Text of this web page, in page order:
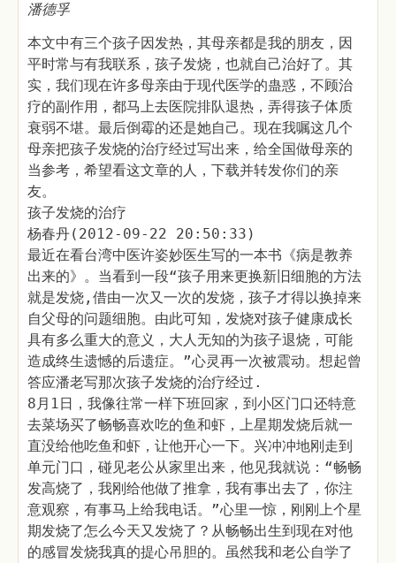
潘德孚
本文中有三个孩子因发热，其母亲都是我的朋友，因
平时常与有我联系，孩子发烧，也就自己治好了。其
实，我们现在许多母亲由于现代医学的蛊惑，不顾治
疗的副作用，都马上去医院排队退热，弄得孩子体质
衰弱不堪。最后倒霉的还是她自己。现在我嘱这几个
母亲把孩子发烧的治疗经过写出来，给全国做母亲的
当参考，希望看这文章的人，下载并转发你们的亲
友。
孩子发烧的治疗
杨春丹(2012-09-22 20:50:33)
最近在看台湾中医许姿妙医生写的一本书《病是教养
出来的》。当看到一段“孩子用来更换新旧细胞的方法
就是发烧,借由一次又一次的发烧，孩子才得以换掉来
自父母的问题细胞。由此可知，发烧对孩子健康成长
具有多么重大的意义，大人无知的为孩子退烧，可能
造成终生遗憾的后遗症。”心灵再一次被震动。想起曾
答应潘老写那次孩子发烧的治疗经过.
8月1日，我像往常一样下班回家，到小区门口还特意
去菜场买了畅畅喜欢吃的鱼和虾，上星期发烧后就一
直没给他吃鱼和虾，让他开心一下。兴冲冲地刚走到
单元门口，碰见老公从家里出来，他见我就说：“畅畅
发高烧了，我刚给他做了推拿，我有事出去了，你注
意观察，有事马上给我电话。”心里一惊，刚刚上个星
期发烧了怎么今天又发烧了？从畅畅出生到现在对他
的感冒发烧我真的提心吊胆的。虽然我和老公自学了